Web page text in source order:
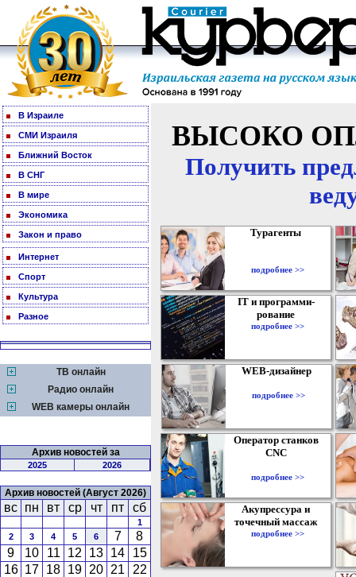
В Израиле
СМИ Израиля
Ближний Восток
В СНГ
В мире
Экономика
Закон и право
Интернет
Спорт
Культура
Разное
ТВ онлайн
Радио онлайн
WEB камеры онлайн
Архив новостей за
2025 2026
Архив новостей (Август 2026)
вс пн вт ср чт пт сб
1
2
3 4 5 6 7
8
9
10 11 12 13 14
15
16 17 18 19 20 21
22
ВЫСОКО
Получить
Турагенты
подробнее >>
IT и программи-
рование
подробнее >>
WEB-дизайнер
подробнее >>
Оператор станков
CNC
подробнее >>
Акупрессура и
точечный массаж
подробнее >>